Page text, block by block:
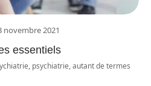
novembre 2021
essentiels
psychiatrie, autant de termes